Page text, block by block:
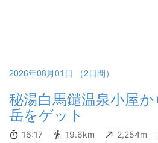
2026年08月01日 （2日間）
秘湯白馬鑓温泉小屋
岳をゲット
16:17 19.6km 2,254m